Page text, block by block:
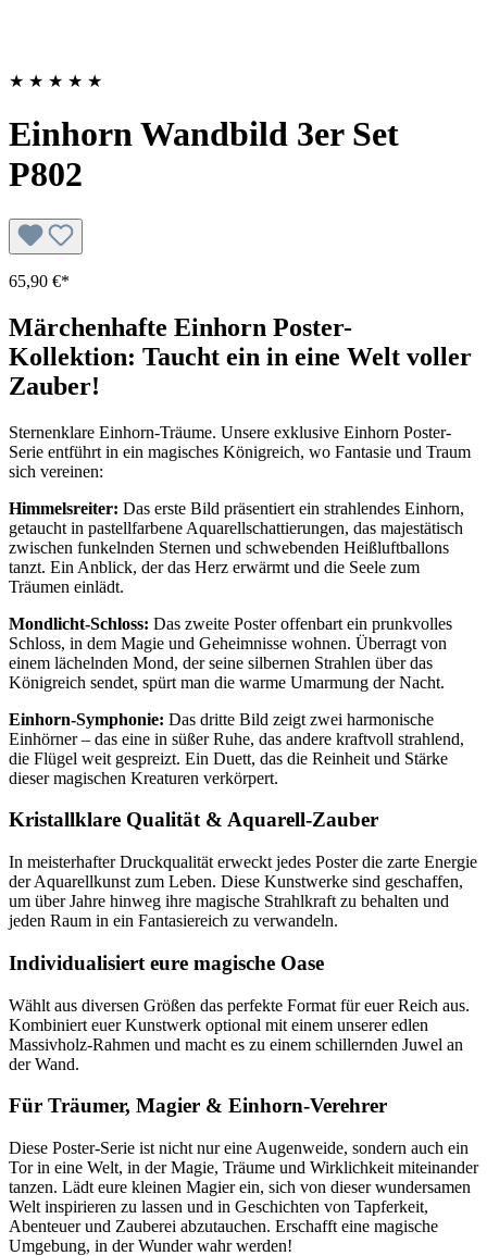
★ ★ ★ ★ ★
Einhorn Wandbild 3er Set
P802
65,90 €*
Märchenhafte Einhorn Poster-
Kollektion: Taucht ein in eine Welt voller
Zauber!
Sternenklare Einhorn-Träume. Unsere exklusive Einhorn Poster-
Serie entführt in ein magisches Königreich, wo Fantasie und Traum
sich vereinen:
Himmelsreiter: Das erste Bild präsentiert ein strahlendes Einhorn,
getaucht in pastellfarbene Aquarellschattierungen, das majestätisch
zwischen funkelnden Sternen und schwebenden Heißluftballons
tanzt. Ein Anblick, der das Herz erwärmt und die Seele zum
Träumen einlädt.
Mondlicht-Schloss: Das zweite Poster offenbart ein prunkvolles
Schloss, in dem Magie und Geheimnisse wohnen. Überragt von
einem lächelnden Mond, der seine silbernen Strahlen über das
Königreich sendet, spürt man die warme Umarmung der Nacht.
Einhorn-Symphonie: Das dritte Bild zeigt zwei harmonische
Einhörner – das eine in süßer Ruhe, das andere kraftvoll strahlend,
die Flügel weit gespreizt. Ein Duett, das die Reinheit und Stärke
dieser magischen Kreaturen verkörpert.
Kristallklare Qualität & Aquarell-Zauber
In meisterhafter Druckqualität erweckt jedes Poster die zarte Energie
der Aquarellkunst zum Leben. Diese Kunstwerke sind geschaffen,
um über Jahre hinweg ihre magische Strahlkraft zu behalten und
jeden Raum in ein Fantasiereich zu verwandeln.
Individualisiert eure magische Oase
Wählt aus diversen Größen das perfekte Format für euer Reich aus.
Kombiniert euer Kunstwerk optional mit einem unserer edlen
Massivholz-Rahmen und macht es zu einem schillernden Juwel an
der Wand.
Für Träumer, Magier & Einhorn-Verehrer
Diese Poster-Serie ist nicht nur eine Augenweide, sondern auch ein
Tor in eine Welt, in der Magie, Träume und Wirklichkeit miteinander
tanzen. Lädt eure kleinen Magier ein, sich von dieser wundersamen
Welt inspirieren zu lassen und in Geschichten von Tapferkeit,
Abenteuer und Zauberei abzutauchen. Erschafft eine magische
Umgebung, in der Wunder wahr werden!